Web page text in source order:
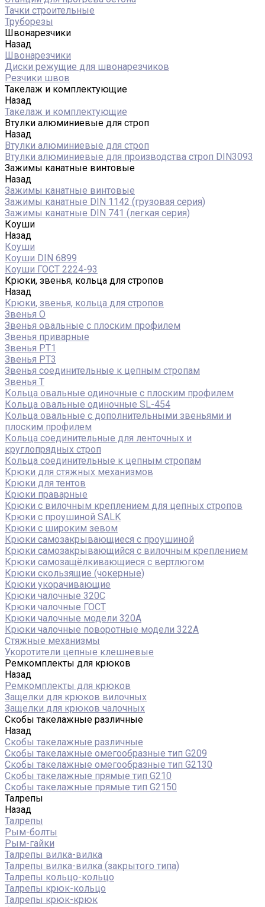
Тачки строительные
Труборезы
Швонарезчики
Назад
Швонарезчики
Диски режущие для швонарезчиков
Резчики швов
Такелаж и комплектующие
Назад
Такелаж и комплектующие
Втулки алюминиевые для строп
Назад
Втулки алюминиевые для строп
Втулки алюминиевые для производства строп DIN3093
Зажимы канатные винтовые
Назад
Зажимы канатные винтовые
Зажимы канатные DIN 1142 (грузовая серия)
Зажимы канатные DIN 741 (легкая серия)
Коуши
Назад
Коуши
Коуши DIN 6899
Коуши ГОСТ 2224-93
Крюки, звенья, кольца для стропов
Назад
Крюки, звенья, кольца для стропов
Звенья О
Звенья овальные с плоским профилем
Звенья приварные
Звенья РТ1
Звенья РТ3
Звенья соединительные к цепным стропам
Звенья Т
Кольца овальные одиночные c плоским профилем
Кольца овальные одиночные SL-454
Кольца овальные с дополнительными звеньями и
плоским профилем
Кольца соединительные для ленточных и
круглопрядных строп
Кольца соединительные к цепным стропам
Крюки для стяжных механизмов
Крюки для тентов
Крюки праварные
Крюки с вилочным креплением для цепных стропов
Крюки с проушиной SALK
Крюки с широким зевом
Крюки самозакрывающиеся с проушиной
Крюки самозакрывающийся с вилочным креплением
Крюки самозащёлкивающиеся с вертлюгом
Крюки скользящие (чокерные)
Крюки укорачивающие
Крюки чалочные 320C
Крюки чалочные ГОСТ
Крюки чалочные модели 320А
Крюки чалочные поворотные модели 322А
Стяжные механизмы
Укоротители цепные клешневые
Ремкомплекты для крюков
Назад
Ремкомплекты для крюков
Защелки для крюков вилочных
Защелки для крюков чалочных
Скобы такелажные различные
Назад
Скобы такелажные различные
Скобы такелажные омегообразные тип G209
Скобы такелажные омегообразные тип G2130
Скобы такелажные прямые тип G210
Скобы такелажные прямые тип G2150
Талрепы
Назад
Талрепы
Рым-болты
Рым-гайки
Талрепы вилка-вилка
Талрепы вилка-вилка (закрытого типа)
Талрепы кольцо-кольцо
Талрепы крюк-кольцо
Талрепы крюк-крюк